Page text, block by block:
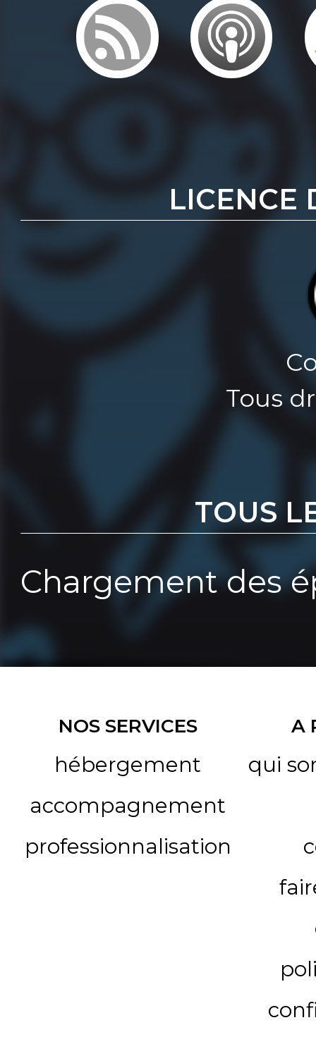
LICENCE
Tous
TOUS
Chargement des
NOS SERVICES
hébergement
accompagnement
professionnalisation
A
qui